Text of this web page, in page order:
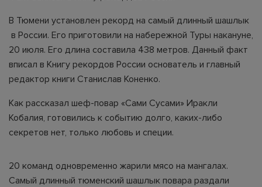
В Тюмени установлен рекорд на самый длинный шашлык
в России. Его приготовили на набережной Туры накануне,
20 июля. Его длина составила 438 метров. Данный факт
вписал в Книгу рекордов России основатель и главный
редактор книги Станислав Коненко.
Как рассказал шеф-повар «Сами Сусами» Иракли
Кобалия, готовились к событию долго, каких-либо
секретов нет, только любовь и специи.
20 команд одновременно жарили мясо на мангалах.
Самый длинный тюменский шашлык повара раздали